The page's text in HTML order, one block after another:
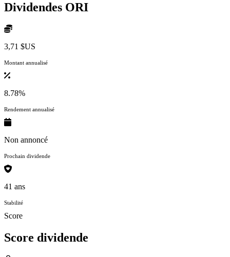
Dividendes ORI
3,71 $US
Montant annualisé
8.78%
Rendement annualisé
Non annoncé
Prochain dividende
41 ans
Stabilité
Score
Score dividende